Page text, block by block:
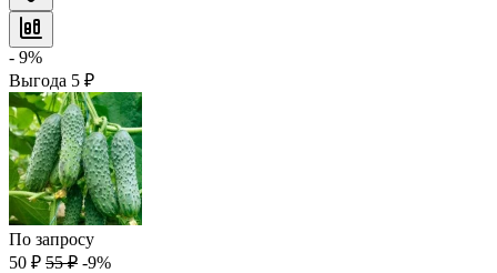
- 9%
Выгода 5 ₽
По запросу
50 ₽ 55 ₽ -9%